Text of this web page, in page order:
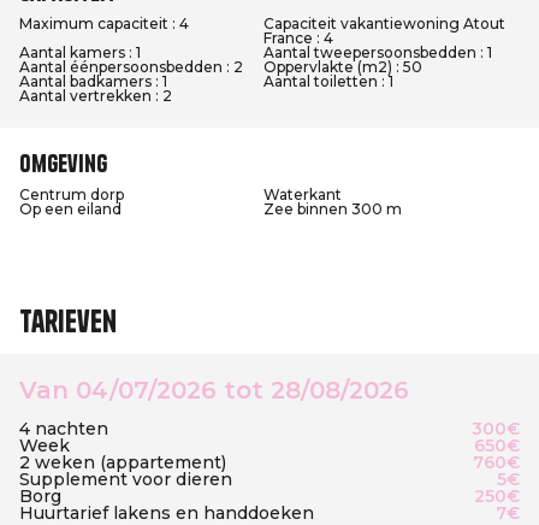
Maximum capaciteit : 4
Capaciteit vakantiewoning Atout
France : 4
Aantal kamers : 1
Aantal tweepersoonsbedden : 1
Aantal éénpersoonsbedden : 2
Oppervlakte (m2) : 50
Aantal badkamers : 1
Aantal toiletten : 1
Aantal vertrekken : 2
Omgeving
Centrum dorp
Waterkant
Op een eiland
Zee binnen 300 m
Tarieven
Van 04/07/2026 tot 28/08/2026
4 nachten 300€
Week 650€
2 weken (appartement) 760€
Supplement voor dieren 5€
Borg 250€
Huurtarief lakens en handdoeken 7€